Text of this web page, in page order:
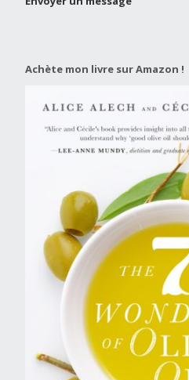
Achète mon livre sur Amazon !